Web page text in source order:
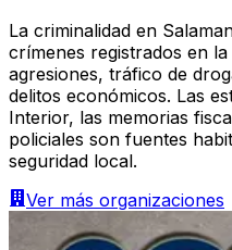
La criminalidad en
crímenes registrados en
agresiones, tráfico de
delitos económicos. Las
Interior, las memorias
policiales son fuentes
seguridad local.
Ver más organizaciones